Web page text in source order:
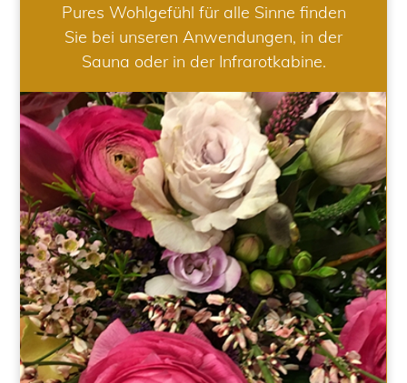
Pures Wohlgefühl für alle Sinne finden
Sie bei unseren Anwendungen, in der
Sauna oder in der Infrarotkabine.
HOCHZEIT